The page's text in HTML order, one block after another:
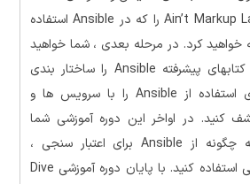
Ain’t Markup Language (YAML) را که در Ansible استفاده
کرد. در مرحله بعدی ، شما خواهید
آموخت که چگونه کتابهای پیشرفته Ansible را ساختار بندی
کرده و تکنیک های استفاده از Ansible را با سرویس ها و
کنید. در اواخر این دوره آموزشی شما
خواهید آموخت که چگونه از Ansible برای اعتبار سنجی ،
آزمایش و عیب یابی استفاده کنید. با پایان دوره آموزشی Dive